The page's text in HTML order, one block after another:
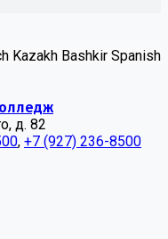
Kazakh Bashkir Spanish
д. 82
, +7 (927) 236-8500